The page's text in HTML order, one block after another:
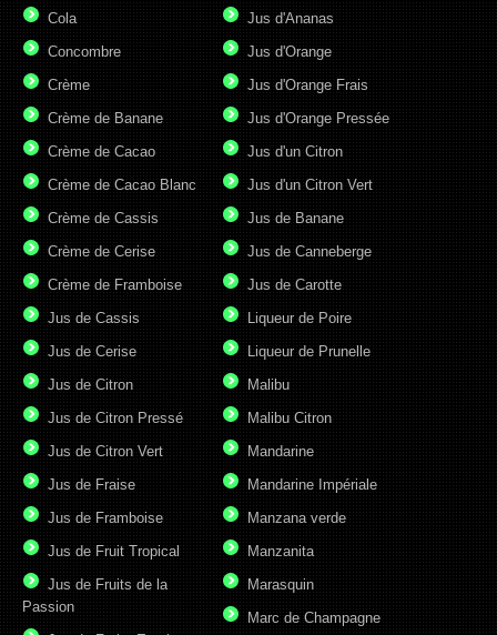
Cola
Concombre
Crème
Crème de Banane
Crème de Cacao
Crème de Cacao Blanc
Crème de Cassis
Crème de Cerise
Crème de Framboise
Jus d'Ananas
Jus d'Orange
Jus d'Orange Frais
Jus d'Orange Pressée
Jus d'un Citron
Jus d'un Citron Vert
Jus de Banane
Jus de Canneberge
Jus de Carotte
Jus de Cassis
Jus de Cerise
Jus de Citron
Jus de Citron Pressé
Jus de Citron Vert
Jus de Fraise
Jus de Framboise
Jus de Fruit Tropical
Jus de Fruits de la
Passion
Liqueur de Poire
Liqueur de Prunelle
Malibu
Malibu Citron
Mandarine
Mandarine Impériale
Manzana verde
Manzanita
Marasquin
Marc de Champagne